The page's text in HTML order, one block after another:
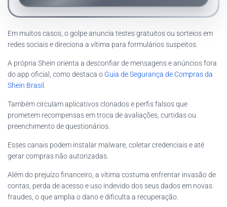
Em muitos casos, o golpe anuncia testes gratuitos ou sorteios em
redes sociais e direciona a vítima para formulários suspeitos.
A própria Shein orienta a desconfiar de mensagens e anúncios fora
do app oficial, como destaca o Guia de Segurança de Compras da
Shein Brasil
Também circulam aplicativos clonados e perfis falsos que
prometem recompensas em troca de avaliações, curtidas ou
preenchimento de questionários.
Esses canais podem instalar malware, coletar credenciais e até
gerar compras não autorizadas.
Além do prejuízo financeiro, a vítima costuma enfrentar invasão de
contas, perda de acesso e uso indevido dos seus dados em novas
fraudes, o que amplia o dano e dificulta a recuperação.